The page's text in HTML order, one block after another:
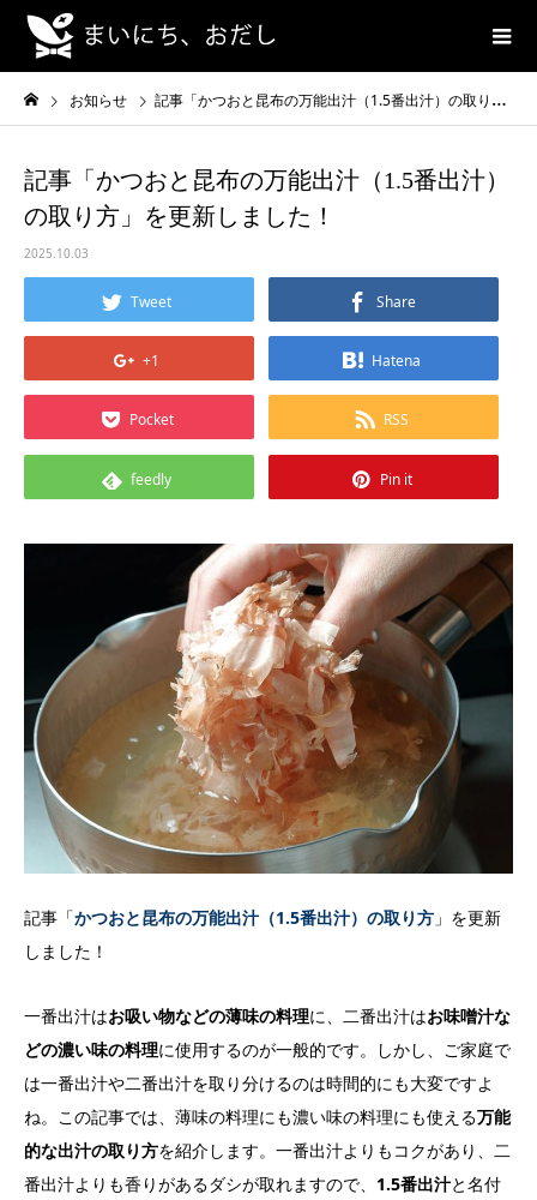
お知らせ 記事「かつおと昆布の万能出汁（1.5番出汁）の取り方」を更新しました！
記事「かつおと昆布の万能出汁（1.5番出汁）
の取り方」を更新しました！
2025.10.03
Tweet Share
+1 Hatena
Pocket RSS
feedly Pin it
記事「かつおと昆布の万能出汁（1.5番出汁）の取り方 」を更新
しました！
一番出汁はお吸い物などの薄味の料理に、二番出汁はお味噌汁な
どの濃い味の料理に使用するのが一般的です。しかし、ご家庭で
は一番出汁や二番出汁を取り分けるのは時間的にも大変ですよ
ね。この記事では、薄味の料理にも濃い味の料理にも使える万能
的な出汁の取り方を紹介します。一番出汁よりもコクがあり、二
番出汁よりも香りがあるダシが取れますので、 1.5番出汁と名付